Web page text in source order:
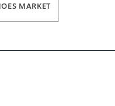
MARKET